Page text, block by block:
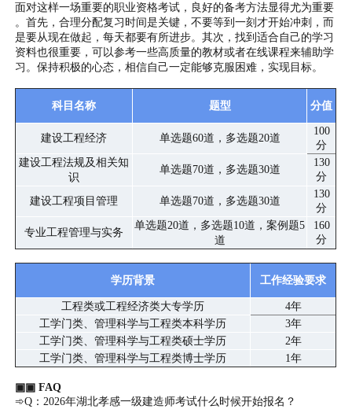
面对这样一场重要的职业资格考试，良好的备考方法显得尤为重要
。首先，合理分配复习时间是关键，不要等到一刻才开始冲刺，而
是要从现在做起，每天都要有所进步。其次，找到适合自己的学习
资料也很重要，可以参考一些高质量的教材或者在线课程来辅助学
习。保持积极的心态，相信自己一定能够克服困难，实现目标。
科目名称 题型 分值
建设工程经济 单选题60道，多选题20道
100
分
建设工程法规及相关知
识
单选题70道，多选题30道
130
分
建设工程项目管理
单选题70道，多选题30道
130
分
专业工程管理与实务
单选题20道，多选题10道，案例题5
道
160
分
学历背景 工作经验要求
工程类或工程经济类大专学历
4年
工学门类、管理科学与工程类本科学历
3年
工学门类、管理科学与工程类硕士学历
2年
工学门类、管理科学与工程类博士学历
1年
▣▣ FAQ
➾Q：2026年湖北孝感一级建造师考试什么时候开始报名？